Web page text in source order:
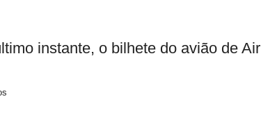
instante, o bilhete do avião de